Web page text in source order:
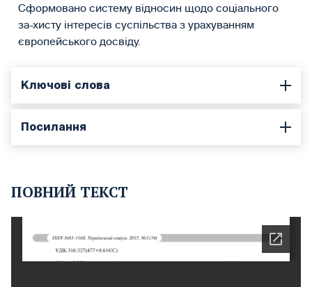
Сформовано систему відносин щодо соціального
за-хисту інтересів суспільства з урахуванням
європейського досвіду.
Ключові слова
Посилання
ПОВНИЙ ТЕКСТ